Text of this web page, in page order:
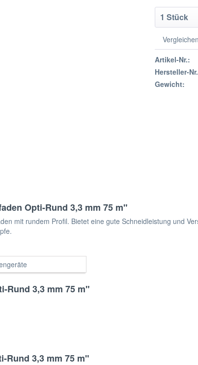
Vergleichen
Artikel-Nr.:
Hersteller-
Gewicht:
Opti-Rund 3,3 mm 75 m"
mit rundem Profil. Bietet eine gute Schneidleistung und
Rund 3,3 mm 75 m"
Rund 3,3 mm 75 m"